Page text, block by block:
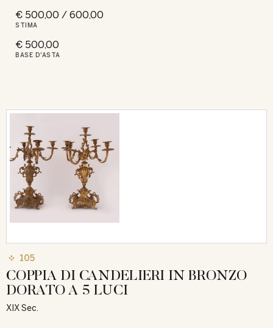
€ 500,00 / 600,00
STIMA
€ 500,00
BASE D'ASTA
105
COPPIA DI CANDELIERI IN BRONZO
DORATO A 5 LUCI
XIX Sec.